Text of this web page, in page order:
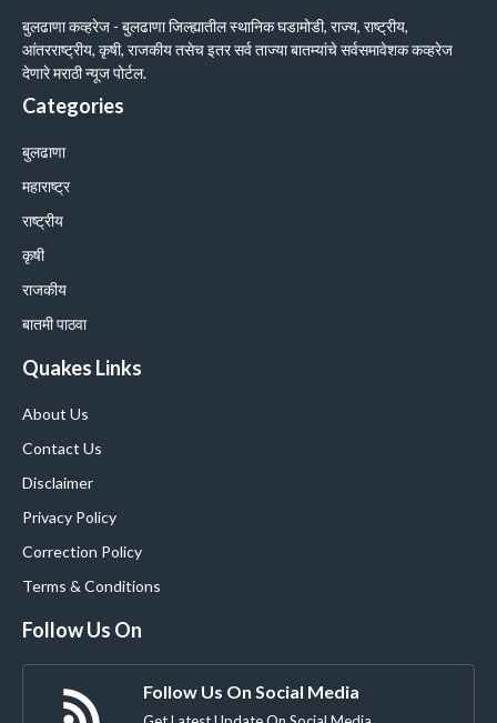
बुलढाणा कव्हरेज - बुलढाणा जिल्ह्यातील स्थानिक घडामोडी, राज्य, राष्ट्रीय,
आंतरराष्ट्रीय, कृषी, राजकीय तसेच इतर सर्व ताज्या बातम्यांचे सर्वसमावेशक कव्हरेज
देणारे मराठी न्यूज पोर्टल.
Categories
बुलढाणा
महाराष्ट्र
राष्ट्रीय
कृषी
राजकीय
बातमी पाठवा
Quakes Links
About Us
Contact Us
Disclaimer
Privacy Policy
Correction Policy
Terms & Conditions
Follow Us On
Follow Us On Social Media